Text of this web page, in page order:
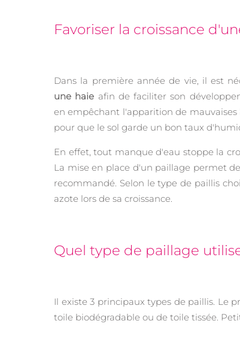
Favoriser la croissance
Dans la première année de vie, il est
une haie afin de faciliter son
en empêchant l'apparition de mauvaises
pour que le sol garde un bon taux
En effet, tout manque d'eau stoppe la
La mise en place d'un paillage permet
recommandé. Selon le type de paillis
azote lors de sa croissance.
Quel type de paillage
Il existe 3 principaux types de paillis. Le
toile biodégradable ou de toile tissée.